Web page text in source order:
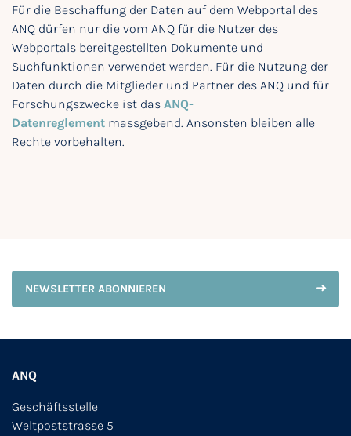
Für die Beschaffung der Daten auf dem Webportal des
ANQ dürfen nur die vom ANQ für die Nutzer des
Webportals bereitgestellten Dokumente und
Suchfunktionen verwendet werden. Für die Nutzung der
Daten durch die Mitglieder und Partner des ANQ und für
Forschungszwecke ist das ANQ-
Datenreglement massgebend. Ansonsten bleiben alle
Rechte vorbehalten.
NEWSLETTER ABONNIEREN
ANQ
Geschäftsstelle
Weltpoststrasse 5